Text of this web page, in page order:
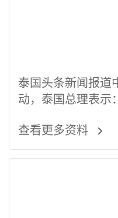
泰国头条新闻报道
动，泰国总理表示
查看更多资料